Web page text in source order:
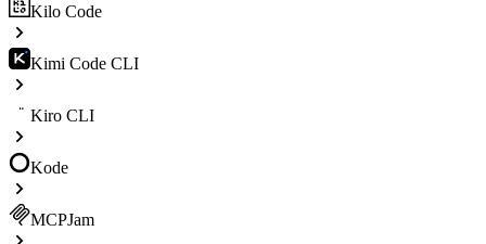
Kilo Code
Kimi Code CLI
Kiro CLI
Kode
MCPJam